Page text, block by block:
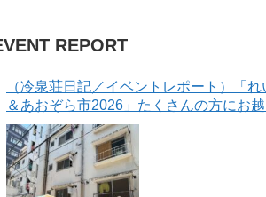
REPORT
（冷泉荘日記／イベントレポート）「
＆あおぞら市2026」たくさんの方にお
がとうございました！